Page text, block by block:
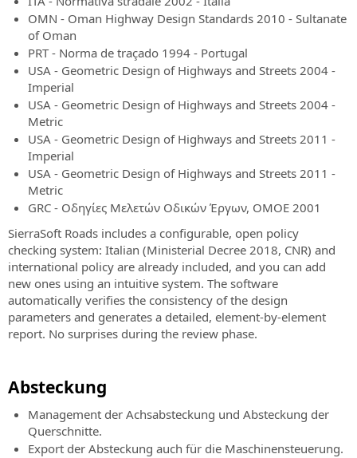
OMN - Oman Highway Design Standards 2010 - Sultanate
of Oman
PRT - Norma de traçado 1994 - Portugal
USA - Geometric Design of Highways and Streets 2004 -
Imperial
USA - Geometric Design of Highways and Streets 2004 -
Metric
USA - Geometric Design of Highways and Streets 2011 -
Imperial
USA - Geometric Design of Highways and Streets 2011 -
Metric
GRC - Οδηγίες Μελετών Οδικών Έργων, ΟΜΟΕ 2001
SierraSoft Roads includes a configurable, open policy
checking system: Italian (Ministerial Decree 2018, CNR) and
international policy are already included, and you can add
new ones using an intuitive system. The software
automatically verifies the consistency of the design
parameters and generates a detailed, element-by-element
report. No surprises during the review phase.
Absteckung
Management der Achsabsteckung und Absteckung der
Querschnitte.
Export der Absteckung auch für die Maschinensteuerung.